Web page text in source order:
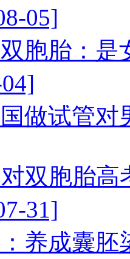
05]
胞胎：
做试管对
双胞胎
31]
养成囊胚